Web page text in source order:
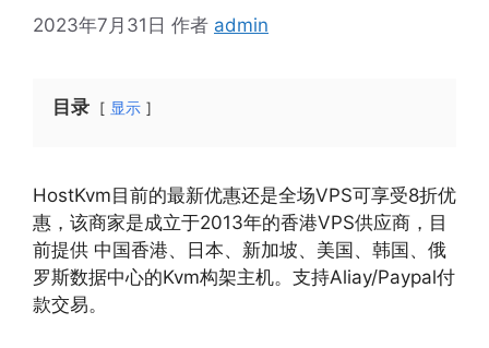
2023年7月31日 作者 admin
目录 显示
HostKvm目前的最新优惠还是全场VPS可享受8折优
惠，该商家是成立于2013年的香港VPS供应商，目
前提供 中国香港、日本、新加坡、美国、韩国、俄
罗斯数据中心的Kvm构架主机。支持Aliay/Paypal付
款交易。